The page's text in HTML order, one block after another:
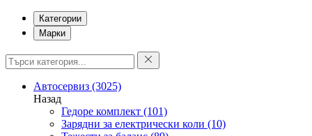
Категории
Марки
Автосервиз (3025)
Назад
Гедоре комплект (101)
Зарядни за електрически коли (10)